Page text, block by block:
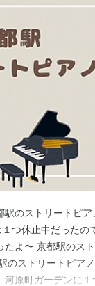
のストリートピ
つ休止中だったの
よ〜 京都駅のス
のストリートピア
原町ガーデンに１